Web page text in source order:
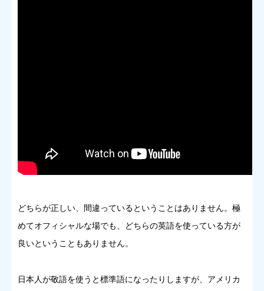
どちらが正しい、間違っているということはありません。極
めてオフィシャルな場でも、どちらの英語を使っている方が
良いということもありません。
日本人が敬語を使うと標準語になったりしますが、アメリカ